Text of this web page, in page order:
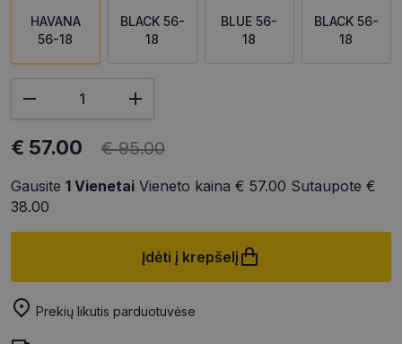
HAVANA
56-18
BLACK 56-
18
BLUE 56-
18
BLACK 56-
18
€ 57.00 € 95.00
Gausite 1 Vienetai Vieneto kaina € 57.00 Sutaupote €
38.00
Įdėti į krepšelį
Prekių likutis parduotuvėse